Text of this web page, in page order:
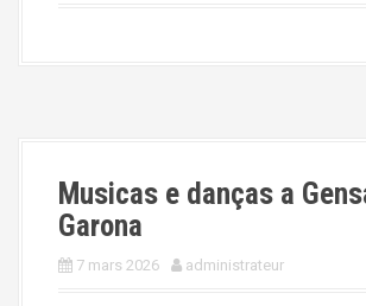
Musicas e danças a
Garona
7 mars 2026 administrateur